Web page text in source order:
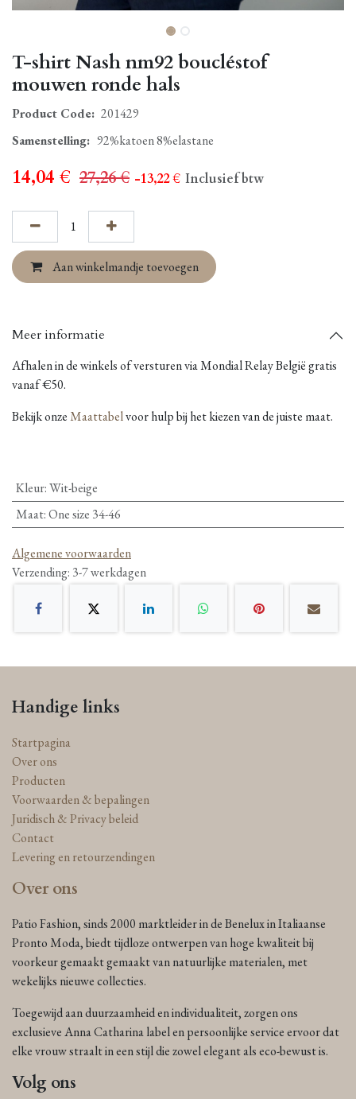
T-shirt Nash nm92 boucléstof
mouwen ronde hals
Product Code: 201429
Samenstelling: 92%katoen 8%elastane
14,04 € 27,26€ - 13,22€ Inclusief btw
Aan winkelmandje toevoegen
Meer informatie
Afhalen in de winkels of versturen via Mondial Relay België gratis
vanaf €50.
Bekijk onzeMaattabelvoor hulp bij het kiezen van de juiste maat.
Kleur:Wit-beige
Maat:One size 34-46
Algemene voorwaarden
Verzending: 3-7 werkdagen
Handige links
Startpagina
Over ons
Producten
Voorwaarden & bepalingen
Juridisch & Privacy beleid
Contact
Levering en retourzendingen
Over ons
Patio Fashion, sinds 2000 marktleider in de Benelux in Italiaanse
Pronto Moda, biedt tijdloze ontwerpen van hoge kwaliteit bij
voorkeur gemaakt gemaakt van natuurlijke materialen, met
wekelijks nieuwe collecties.
Toegewijd aan duurzaamheid en individualiteit, zorgen ons
exclusieve Anna Catharina label en persoonlijke service ervoor dat
elke vrouw straalt in een stijl die zowel elegant als eco-bewust is.
Volg ons